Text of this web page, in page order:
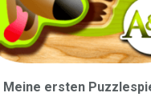
Meine ersten